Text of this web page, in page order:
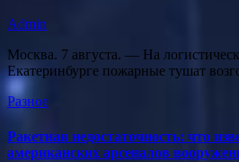
Admin
Москва. 7 августа. — На логистическом центре Wildberries в
Екатеринбурге пожарные тушат
Разное
Ракетная недостаточность: что
американских арсеналов